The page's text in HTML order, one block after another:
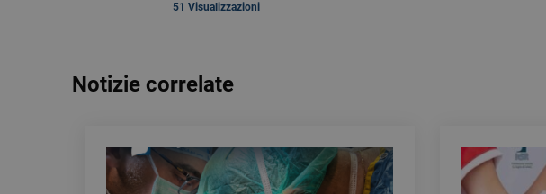
51 Visualizzazioni
Notizie correlate